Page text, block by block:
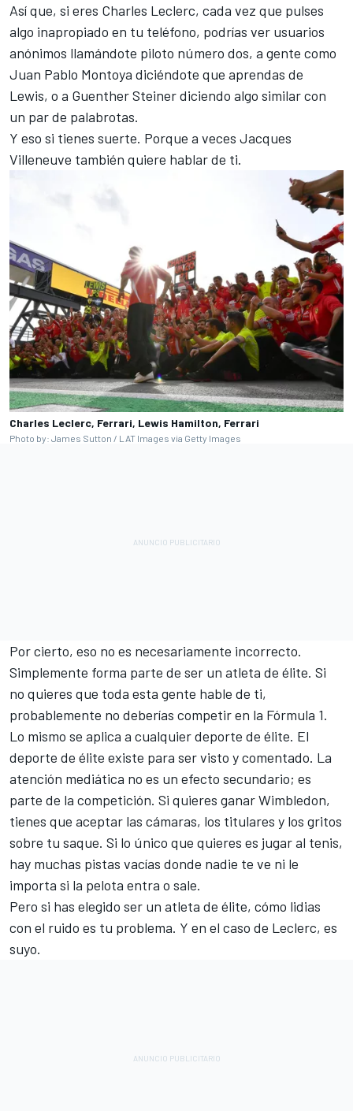
Así que, si eres Charles Leclerc, cada vez que pulses
algo inapropiado en tu teléfono, podrías ver usuarios
anónimos llamándote piloto número dos, a gente como
Juan Pablo Montoya diciéndote que aprendas de
Lewis, o a Guenther Steiner diciendo algo similar con
un par de palabrotas.
Y eso si tienes suerte. Porque a veces Jacques
Villeneuve también quiere hablar de ti.
Charles Leclerc, Ferrari, Lewis Hamilton, Ferrari
Photo by: James Sutton / LAT Images via Getty Images
Por cierto, eso no es necesariamente incorrecto.
Simplemente forma parte de ser un atleta de élite. Si
no quieres que toda esta gente hable de ti,
probablemente no deberías competir en la Fórmula 1.
Lo mismo se aplica a cualquier deporte de élite. El
deporte de élite existe para ser visto y comentado. La
atención mediática no es un efecto secundario; es
parte de la competición. Si quieres ganar Wimbledon,
tienes que aceptar las cámaras, los titulares y los gritos
sobre tu saque. Si lo único que quieres es jugar al tenis,
hay muchas pistas vacías donde nadie te ve ni le
importa si la pelota entra o sale.
Pero si has elegido ser un atleta de élite, cómo lidias
con el ruido es tu problema. Y en el caso de Leclerc, es
suyo.